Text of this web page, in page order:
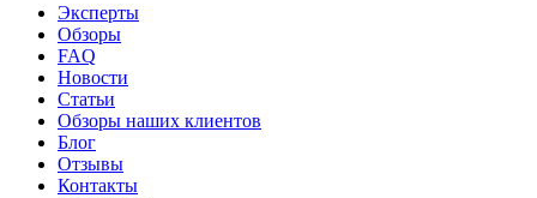
Эксперты
Обзоры
FAQ
Новости
Статьи
Обзоры наших клиентов
Блог
Отзывы
Контакты